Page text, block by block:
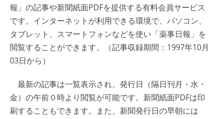
報」の記事や新聞紙面PDFを提供する有料会員サービス
です。インターネットが利用できる環境で、パソコン、
タブレット、スマートフォンなどを使い「薬事日報」を
閲覧することができます。（記事収録期間：1997年10月
03日から）
最新の記事は一覧表示され、発行日（隔日刊月・水・
金）の午前０時より閲覧が可能です。新聞紙面PDFは印
刷することもできます。また、新聞発行日の早朝には